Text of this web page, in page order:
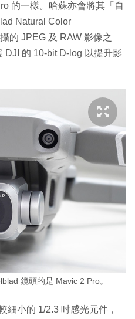
的一樣。哈蘇亦會將其「自
Natural Color
的 JPEG 及 RAW 影像之
DJI 的 10-bit D-log 以提升影
鏡頭的是 Mavic 2 Pro。
細小的 1/2.3 吋感光元件，